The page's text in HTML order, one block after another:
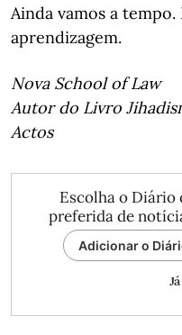
Ainda vamos a
aprendizagem.
Nova School of Law
Autor do Livro
Actos
Escolha o
preferida de
Adicionar o